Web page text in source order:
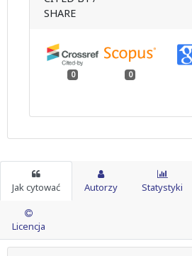
SHARE
0 0
Jak cytować Autorzy Statystyki
Licencja